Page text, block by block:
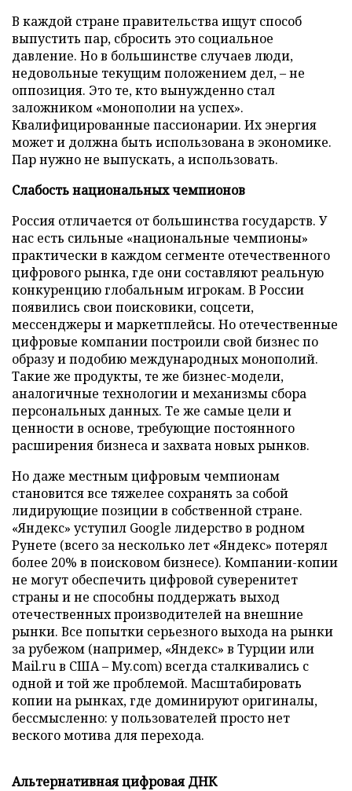
В каждой стране правительства ищут способ
выпустить пар, сбросить это социальное
давление. Но в большинстве случаев люди,
недовольные текущим положением дел, – не
оппозиция. Это те, кто вынужденно стал
заложником «монополии на успех».
Квалифицированные пассионарии. Их энергия
может и должна быть использована в экономике.
Пар нужно не выпускать, а использовать.
Слабость национальных чемпионов
Россия отличается от большинства государств. У
нас есть сильные «национальные чемпионы»
практически в каждом сегменте отечественного
цифрового рынка, где они составляют реальную
конкуренцию глобальным игрокам. В России
появились свои поисковики, соцсети,
мессенджеры и маркетплейсы. Но отечественные
цифровые компании построили свой бизнес по
образу и подобию международных монополий.
Такие же продукты, те же бизнес-модели,
аналогичные технологии и механизмы сбора
персональных данных. Те же самые цели и
ценности в основе, требующие постоянного
расширения бизнеса и захвата новых рынков.
Но даже местным цифровым чемпионам
становится все тяжелее сохранять за собой
лидирующие позиции в собственной стране.
«Яндекс» уступил Google лидерство в родном
Рунете (всего за несколько лет «Яндекс» потерял
более 20% в поисковом бизнесе). Компании-копии
не могут обеспечить цифровой суверенитет
страны и не способны поддержать выход
отечественных производителей на внешние
рынки. Все попытки серьезного выхода на рынки
за рубежом (например, «Яндекс» в Турции или
Mail.ru в США – My.com) всегда сталкивались с
одной и той же проблемой. Масштабировать
копии на рынках, где доминируют оригиналы,
бессмысленно: у пользователей просто нет
веского мотива для перехода.
Альтернативная цифровая ДНК